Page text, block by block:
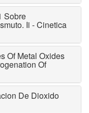
Sobre
Ii - Cinetica
Of Metal Oxides
Of
De Dioxido